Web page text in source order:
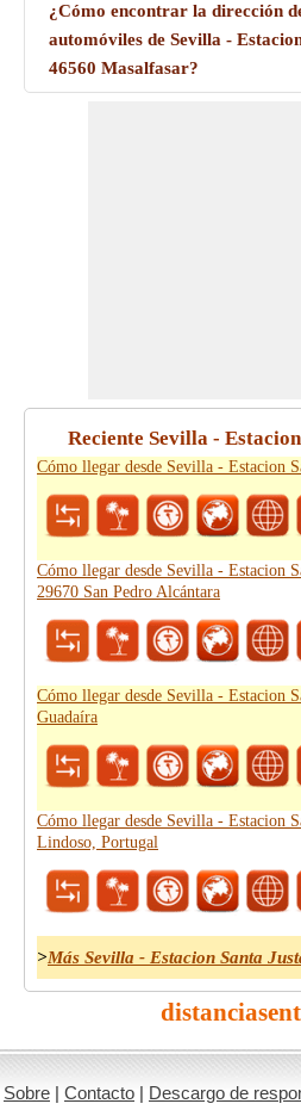
¿Cómo encontrar la dirección
automóviles de Sevilla -
46560 Masalfasar?
Reciente Sevilla -
Cómo llegar desde Sevilla - Estacion
Cómo llegar desde Sevilla - Estacion
29670 San Pedro Alcántara
Cómo llegar desde Sevilla - Estacion
Guadaíra
Cómo llegar desde Sevilla - Estacion
Lindoso, Portugal
>Más Sevilla - Estacion Santa
Sobre | Contacto | Descargo de